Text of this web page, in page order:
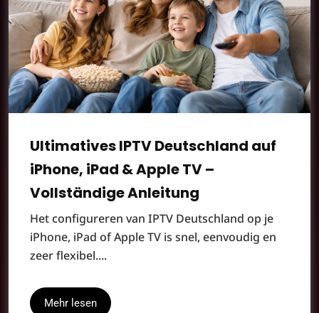
Ultimatives IPTV Deutschland auf
iPhone, iPad & Apple TV –
Vollständige Anleitung
Het configureren van IPTV Deutschland op je
iPhone, iPad of Apple TV is snel, eenvoudig en
zeer flexibel....
Mehr lesen